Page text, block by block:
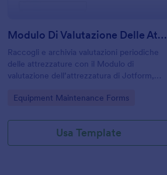
Modulo Di Valutazione Delle Attrezzature
Raccogli e archivia valutazioni periodiche
delle attrezzature con il Modulo di
valutazione dell’attrezzatura di Jotform,
controllo qualità in aziende, scuole e
Go to Category:
Equipment Maintenance Forms
Usa Template